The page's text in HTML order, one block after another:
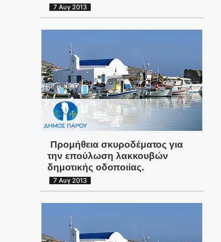
7 Αυγ 2013
Προμήθεια σκυροδέματος για
την επούλωση λακκουβών
δημοτικής οδοποιίας.
7 Αυγ 2013